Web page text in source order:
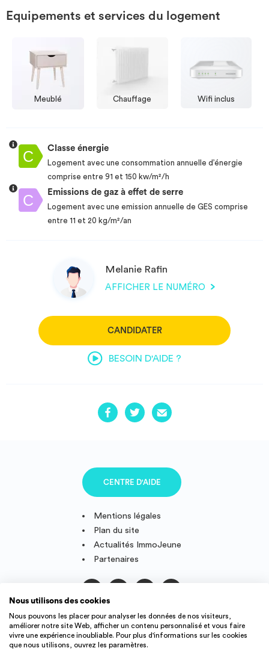
Equipements et services du logement
Meublé Chauffage Wifi inclus
Classe énergie
Logement avec une consommation annuelle d’énergie
comprise entre 91 et 150 kw/m²/h
Emissions de gaz à effet de serre
Logement avec une emission annuelle de GES comprise
entre 11 et 20 kg/m²/an
Melanie Rafin
AFFICHER LE NUMÉRO
CANDIDATER
BESOIN D'AIDE ?
Mentions légales
Plan du site
Actualités ImmoJeune
Partenaires
CENTRE D'AIDE
Suivez-nous
Nous utilisons des cookies
Nous pouvons les placer pour analyser les données de nos visiteurs,
améliorer notre site Web, afficher un contenu personnalisé et vous faire
vivre une expérience inoubliable. Pour plus d'informations sur les cookies
que nous utilisons, ouvrez les paramètres.